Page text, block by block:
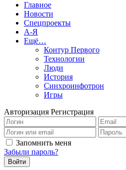
Главное
Новости
Спецпроекты
А-Я
Ещё…
Контур Первого
Технологии
Люди
История
Синхроинфотрон
Игры
Авторизация Регистрация
Запомнить меня
Забыли пароль?